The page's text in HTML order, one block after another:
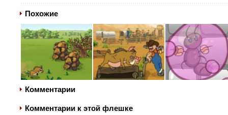
Похожие
Комментарии
Комментарии к этой флешке